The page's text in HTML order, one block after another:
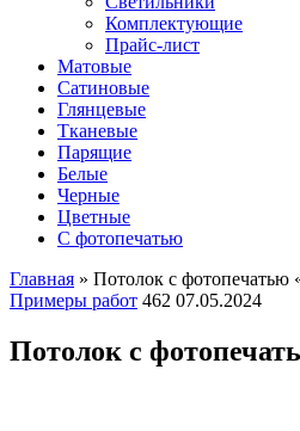
Комплектующие
Прайс-лист
Матовые
Сатиновые
Глянцевые
Тканевые
Парящие
Белые
Черные
Цветные
С фотопечатью
Главная » Потолок с фотопечатью
Примеры работ 462 07.05.2024
Потолок с